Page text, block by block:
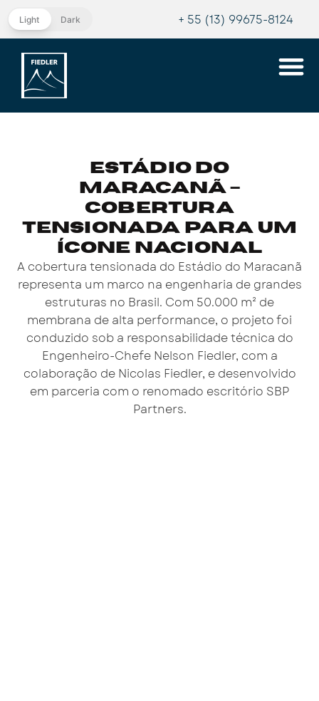
Light Dark + 55 (13) 99675-8124
Estádio do
Maracanã –
Cobertura
Tensionada para um
Ícone Nacional
A cobertura tensionada do Estádio do Maracanã
representa um marco na engenharia de grandes
estruturas no Brasil. Com 50.000 m² de
membrana de alta performance, o projeto foi
conduzido sob a responsabilidade técnica do
Engenheiro-Chefe Nelson Fiedler, com a
colaboração de Nicolas Fiedler, e desenvolvido
em parceria com o renomado escritório SBP
Partners.